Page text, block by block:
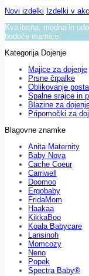
Novi izdelki Izdelki v
Kvalitetna, modna in
bodoče mamice.
Kategorija Dojenje
Majice za dojenje
Prsne črpalke
Oblikovanje
Spalne srajce in
Blazine za
Pripomočki za
Blagovne znamke
Anita Maternity
Baby Nova
Cache Coeur
Carriwell
Doomoo
Ergobaby
FridaMom
Haakaa
KikkaBoo
Koala Babycare
Lansinoh
Momcozy
Neno
Popek
Spectra Baby®